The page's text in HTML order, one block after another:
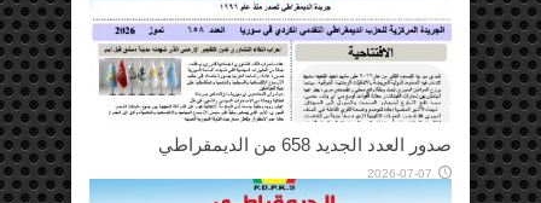
صدور العدد الجديد 658 من الديمقراطي
2026-07-07